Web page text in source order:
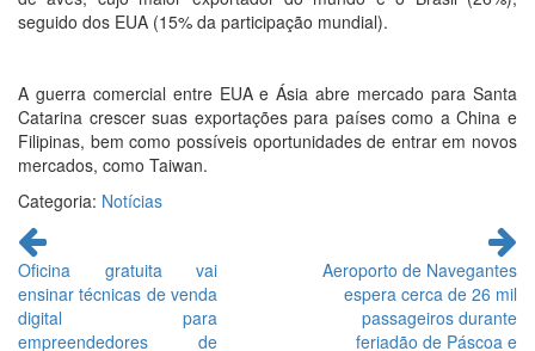
seguido dos EUA (15% da participação mundial).
A guerra comercial entre EUA e Ásia abre mercado para Santa
Catarina crescer suas exportações para países como a China e
Filipinas, bem como possíveis oportunidades de entrar em novos
mercados, como Taiwan.
Categoria: Notícias
Continue
lendo
Oficina gratuita vai
ensinar técnicas de venda
digital para
empreendedores de
Aeroporto de Navegantes
espera cerca de 26 mil
passageiros durante
feriadão de Páscoa e